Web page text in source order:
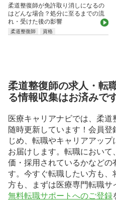
柔道整復師が免許取り消しになるの
はどんな場合？処分に至るまでの流
れ・受けた後の影響
柔道整復師 資格
柔道整復師の求人・転
る情報収集はお済みで
医療キャリアナビでは、柔
随時更新しています！会員
じめ、転職やキャリアアッ
お届けします。転職におい
価・採用されているかなど
す。今すぐ転職したい方も
方も、まずは医療専門転職
無料転職サポートへのご登録